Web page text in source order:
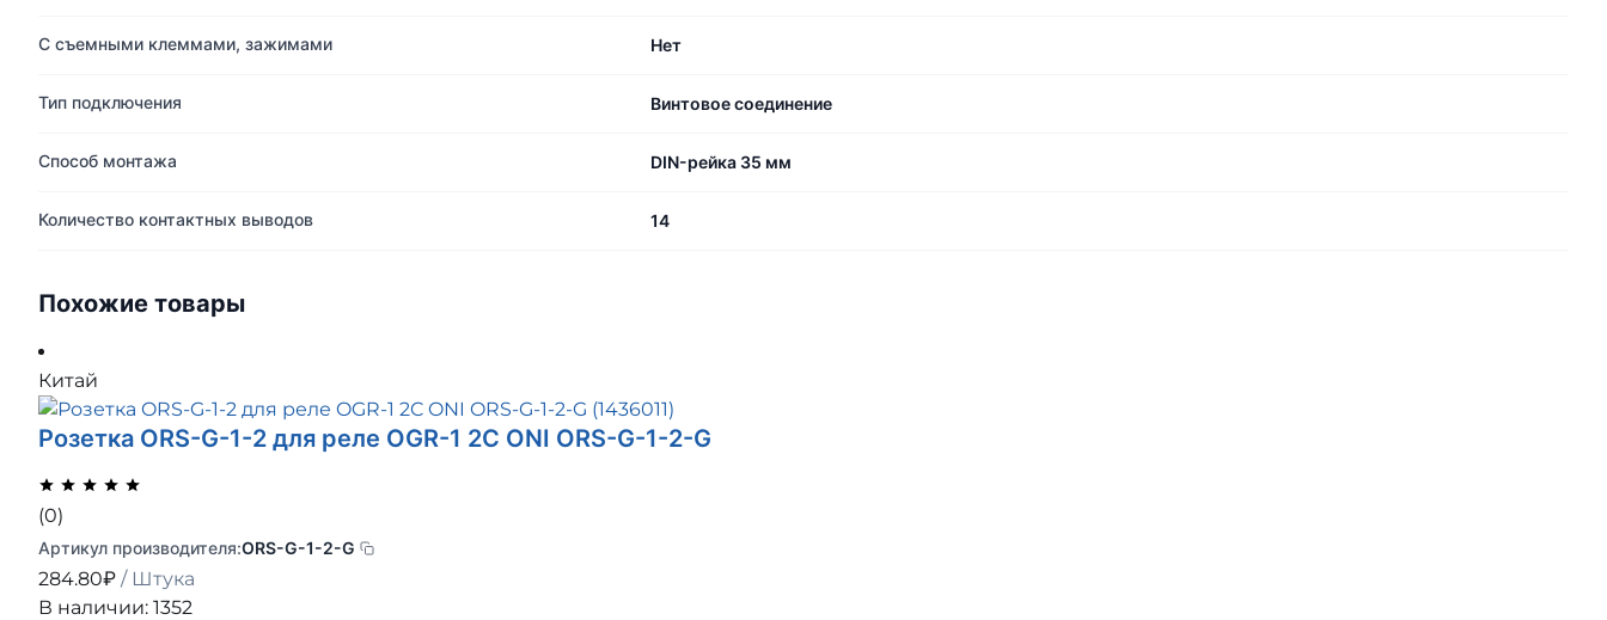
С съемными клеммами, зажимами Нет
Тип подключения Винтовое соединение
Способ монтажа DIN-рейка 35 мм
Количество контактных выводов 14
Похожие товары
Китай
Розетка ORS-G-1-2 для реле OGR-1 2C ONI ORS-G-1-2-G
(0)
Артикул производителя:ORS-G-1-2-G
284.80₽ / Штука
В наличии: 1352